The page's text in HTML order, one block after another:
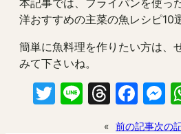
洋おすすめの主菜の魚レシピ10
簡単に魚料理を作りたい方は、
みて下さいね。
Twitter
Line
« 前の記事次の